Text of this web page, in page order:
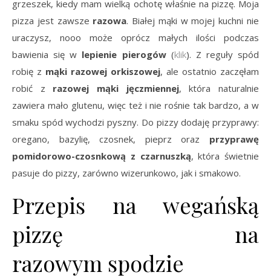
grzeszek, kiedy mam wielką ochotę właśnie na pizzę. Moja
pizza jest zawsze razowa. Białej mąki w mojej kuchni nie
uraczysz, nooo może oprócz małych ilości podczas
bawienia się w lepienie pierogów(klik). Z reguły spód
robię z mąki razowej orkiszowej, ale ostatnio zaczęłam
robić z razowej mąki jęczmiennej, która naturalnie
zawiera mało glutenu, więc też i nie rośnie tak bardzo, a w
smaku spód wychodzi pyszny. Do pizzy dodaję przyprawy:
oregano, bazylię, czosnek, pieprz oraz przyprawę
pomidorowo-czosnkową z czarnuszką, która świetnie
pasuje do pizzy, zarówno wizerunkowo, jak i smakowo.
Przepis na wegańską
pizzę na
razowym spodzie